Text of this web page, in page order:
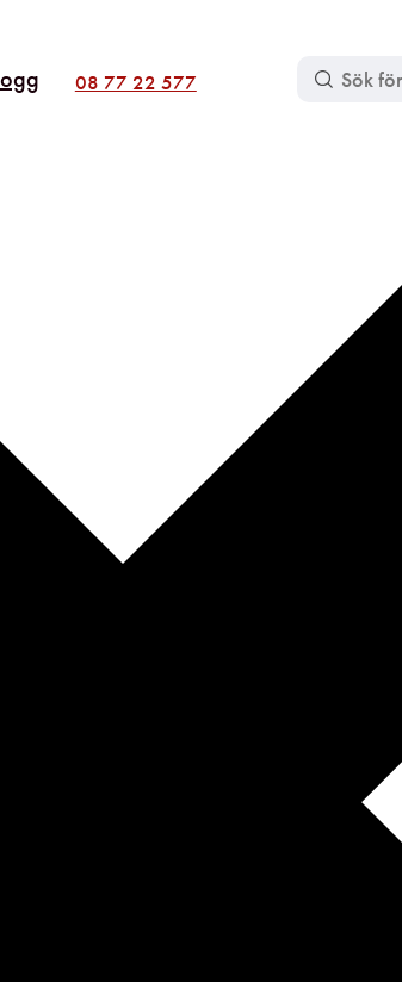
08 77 22 577